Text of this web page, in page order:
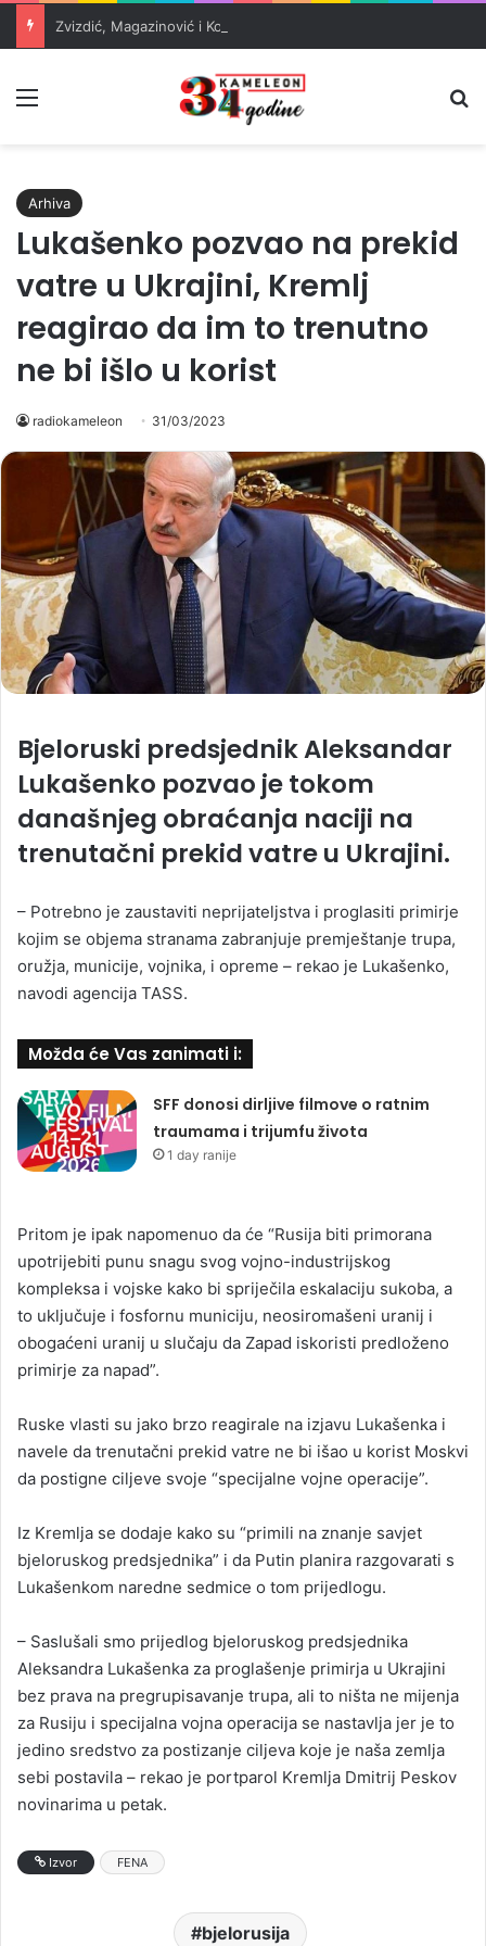
Arhiva
Lukašenko pozvao na prekid
vatre u Ukrajini, Kremlj
reagirao da im to trenutno
ne bi išlo u korist
radiokameleon 31/03/2023
Bjeloruski predsjednik Aleksandar
Lukašenko pozvao je tokom
današnjeg obraćanja naciji na
trenutačni prekid vatre u Ukrajini.
– Potrebno je zaustaviti neprijateljstva i proglasiti primirje
kojim se objema stranama zabranjuje premještanje trupa,
oružja, municije, vojnika, i opreme – rekao je Lukašenko,
navodi agencija TASS.
Možda će Vas zanimati i:
SFF donosi dirljive filmove o ratnim
traumama i trijumfu života
1 day ranije
Pritom je ipak napomenuo da će “Rusija biti primorana
upotrijebiti punu snagu svog vojno-industrijskog
kompleksa i vojske kako bi spriječila eskalaciju sukoba, a
to uključuje i fosfornu municiju, neosiromašeni uranij i
obogaćeni uranij u slučaju da Zapad iskoristi predloženo
primirje za napad”.
Ruske vlasti su jako brzo reagirale na izjavu Lukašenka i
navele da trenutačni prekid vatre ne bi išao u korist Moskvi
da postigne ciljeve svoje “specijalne vojne operacije”.
Iz Kremlja se dodaje kako su “primili na znanje savjet
bjeloruskog predsjednika” i da Putin planira razgovarati s
Lukašenkom naredne sedmice o tom prijedlogu.
– Saslušali smo prijedlog bjeloruskog predsjednika
Aleksandra Lukašenka za proglašenje primirja u Ukrajini
bez prava na pregrupisavanje trupa, ali to ništa ne mijenja
za Rusiju i specijalna vojna operacija se nastavlja jer je to
jedino sredstvo za postizanje ciljeva koje je naša zemlja
sebi postavila – rekao je portparol Kremlja Dmitrij Peskov
novinarima u petak.
Izvor FENA
bjelorusija